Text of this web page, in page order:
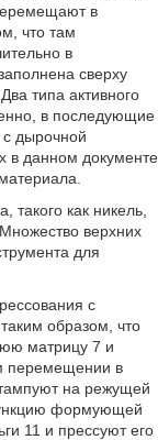
в
что там
в
сверху
типа активного
в последующие
с дырочной
в данном документе
такого как никель,
верхних
для
с
образом, что
матрицу 7 и
перемещении в
на режущей
формующей
11 и прессуют его